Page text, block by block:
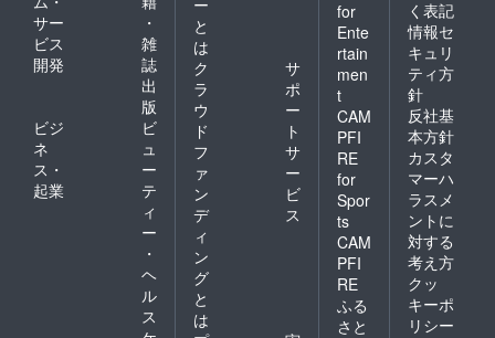
サー
ビス
開発
・
雑
誌
出
版
ビジ
ネ
ス・
起業
ビ
ュ
ー
テ
ィ
ー
・
ヘ
ル
ス
ー
と
は
ク
ラ
ウ
ド
フ
ァ
ン
デ
ィ
ン
グ
と
は
サ
ポ
ー
ト
サ
ー
ビ
ス
for
Ente
rtain
men
t
CAM
PFI
RE
for
Spor
ts
CAM
PFI
RE
ふる
さと
く表記
情報セ
キュリ
ティ方
針
反社基
本方針
カスタ
マーハ
ラスメ
ントに
対する
考え方
クッ
キーポ
リシー